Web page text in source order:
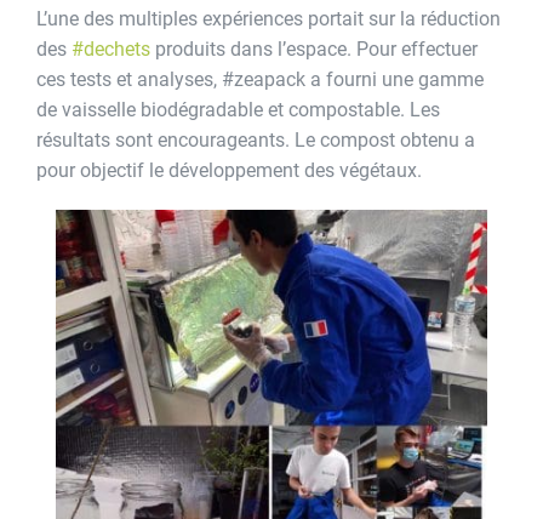
L’une des multiples expériences portait sur la réduction
des #dechets produits dans l’espace. Pour effectuer
ces tests et analyses, #zeapack a fourni une gamme
de vaisselle biodégradable et compostable. Les
résultats sont encourageants. Le compost obtenu a
pour objectif le développement des végétaux.